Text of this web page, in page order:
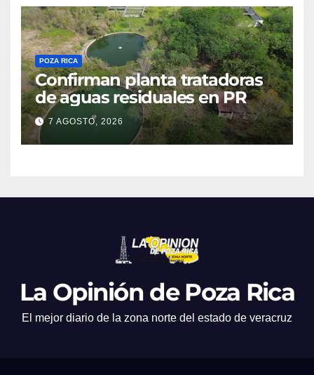
POZA RICA
Confirman planta tratadoras
de aguas residuales en PR
7 AGOSTO, 2026
La Opinión de Poza Rica
El mejor diario de la zona norte del estado de veracruz